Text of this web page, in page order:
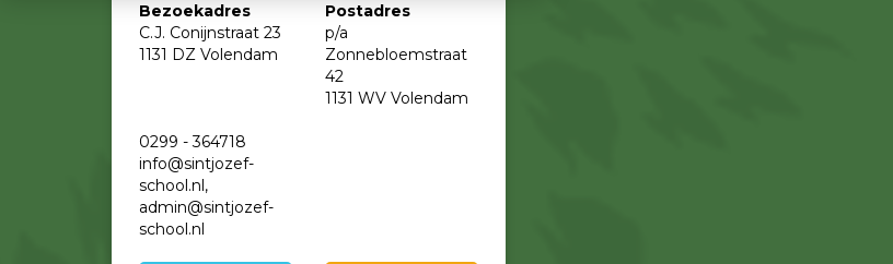
Bezoekadres
C.J. Conijnstraat 23
1131 DZ Volendam
Postadres
p/a
Zonnebloemstraat
42
1131 WV Volendam
0299 - 364718
info@sintjozef-
school.nl,
admin@sintjozef-
school.nl